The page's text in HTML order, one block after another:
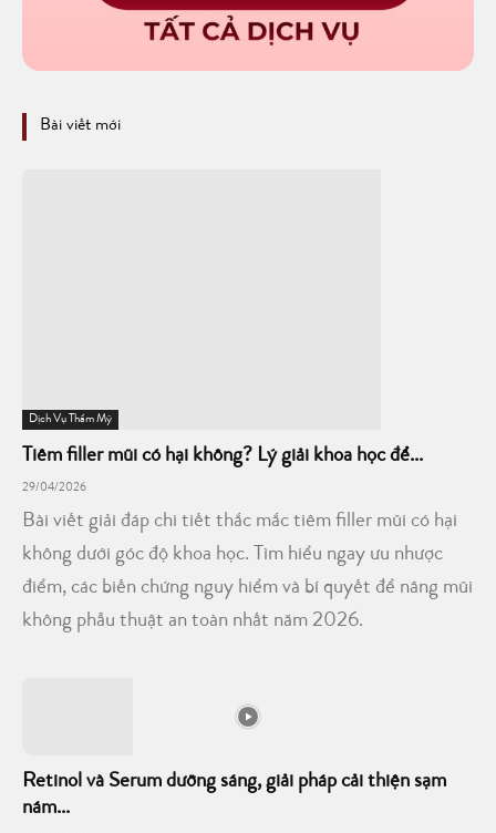
Bài viết mới
Dịch Vụ Thẩm Mỹ
Tiêm filler mũi có hại không? Lý giải khoa học để...
29/04/2026
Bài viết giải đáp chi tiết thắc mắc tiêm filler mũi có hại
không dưới góc độ khoa học. Tìm hiểu ngay ưu nhược
điểm, các biến chứng nguy hiểm và bí quyết để nâng mũi
không phẫu thuật an toàn nhất năm 2026.
Retinol và Serum dưỡng sáng, giải pháp cải thiện sạm
nám...